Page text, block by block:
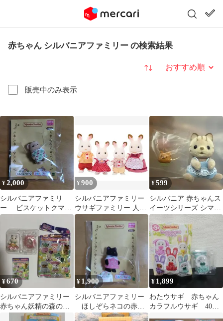
赤ちゃん シルバニアファミリー の検索結果
販売中のみ表示
並び替え
¥2,000
シルバニアファミリ
ー ビスケットクマの
赤ちゃん シルバニアパ
ーク限定
¥900
シルバニアファミリー
ウサギファミリー 人形
4体セット
¥599
シルバニア 赤ちゃんス
イーツシリーズ シマネ
コの赤ちゃん
¥670
シルバニアファミリー
赤ちゃん妖精の森のな
かまたちシリーズ ラ
¥ 1,900
シルバニアファミリー
ほしぞらネコの赤ち
ゃん シルバニアパー
¥ 1,899
わたウサギ 赤ちゃん
カラフルウサギ 40周